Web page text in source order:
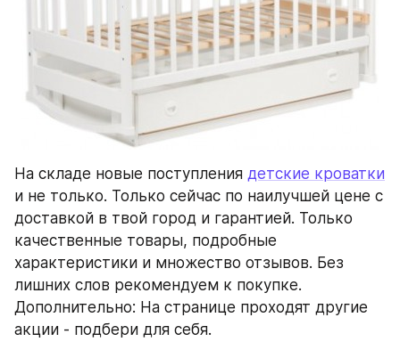
На складе новые поступления детские кроватки
и не только. Только сейчас по наилучшей цене с
доставкой в твой город и гарантией. Только
качественные товары, подробные
характеристики и множество отзывов. Без
лишних слов рекомендуем к покупке.
Дополнительно: На странице проходят другие
акции - подбери для себя.